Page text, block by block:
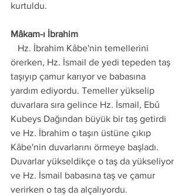
kurtuldu.
Mâkam-ı İbrahim
örerken, Hz. İsmail de yedi tepeden taş
taşıyıp çamur karıyor ve babasına
yardım ediyordu. Temeller yükselip
duvarlara sıra gelince Hz. İsmail, Ebû
Kubeys Dağından büyük bir taş getirdi
ve Hz. İbrahim o taşın üstüne çıkıp
Kâbe'nin duvarlarını örmeye başladı.
Duvarlar yükseldikçe o taş da yükseliyor
ve Hz. İsmail babasına taş ve çamur
verirken o taş da alçalıyordu.